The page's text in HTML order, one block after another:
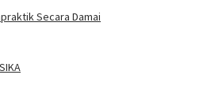
Secara Damai